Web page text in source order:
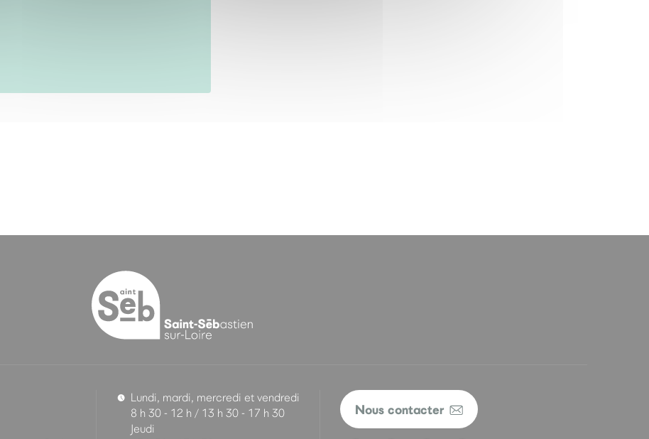
Lundi, mardi, mercredi et vendredi
8 h 30 - 12 h / 13 h 30 - 17 h 30
Jeudi
Nous contacter